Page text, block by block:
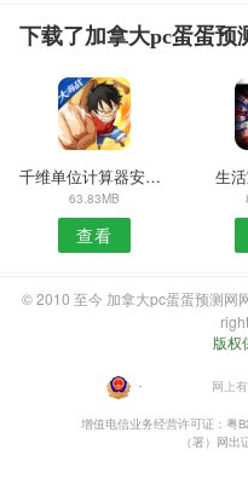
下载了加拿大pc蛋蛋预
千维单位计算器安卓版
63.83MB
查看
生
© 2010 至今 加拿大pc蛋蛋预测网
版权
・ 网上
增值电信业务经营许可证：粤
（署）网出